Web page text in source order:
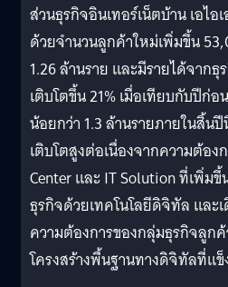
ส่วนธุรกิจอินเทอร์เน็ตบ้าน เอไอ
ด้วยจำนวนลูกค้าใหม่เพิ่มขึ้น
1.26 ล้านราย และมีรายได้จาก
เติบโตขึ้น 21% เมื่อเทียบกับปีก่
น้อยกว่า 1.3 ล้านรายภายในสิ้น
เติบโตสูงต่อเนื่องจากความต้อง
Center และ IT Solution ที่เพิ่ม
ธุรกิจด้วยเทคโนโลยีดิจิทัล แล
ความต้องการของกลุ่มธุรกิจลูก
โครงสร้างพื้นฐานทางดิจิทัลที่แข็